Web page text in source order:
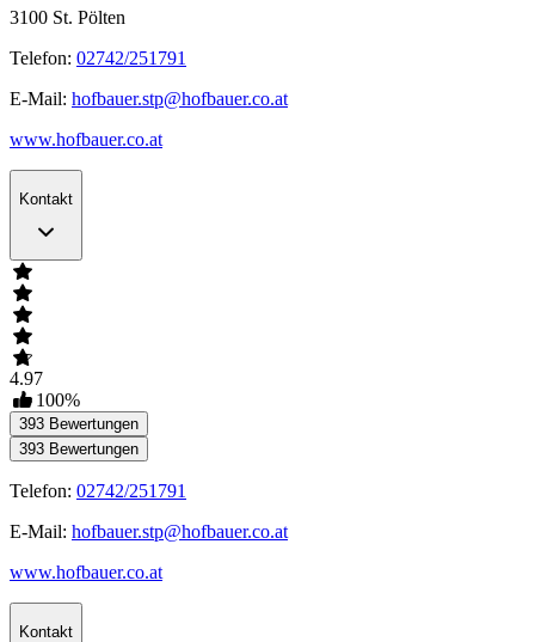
3100 St. Pölten
Telefon: 02742/251791
E-Mail: hofbauer.stp@hofbauer.co.at
www.hofbauer.co.at
Kontakt
4.97
100%
393 Bewertungen
393 Bewertungen
Telefon: 02742/251791
E-Mail: hofbauer.stp@hofbauer.co.at
www.hofbauer.co.at
Kontakt